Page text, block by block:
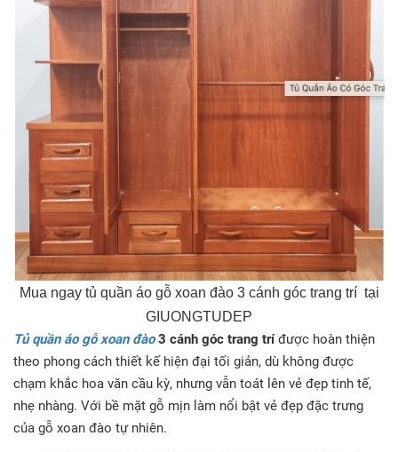
Mua ngay tủ quần áo gỗ xoan đào 3 cánh góc trang trí tại
GIUONGTUDEP
Tủ quần áo gỗ xoan đào3 cánh góc trang tríđược hoàn thiện
theo phong cách thiết kế hiện đại tối giản, dù không được
chạm khắc hoa văn cầu kỳ, nhưng vẫn toát lên vẻ đẹp tinh tế,
nhẹ nhàng. Với bề mặt gỗ mịn làm nổi bật vẻ đẹp đặc trưng
của gỗ xoan đào tự nhiên.